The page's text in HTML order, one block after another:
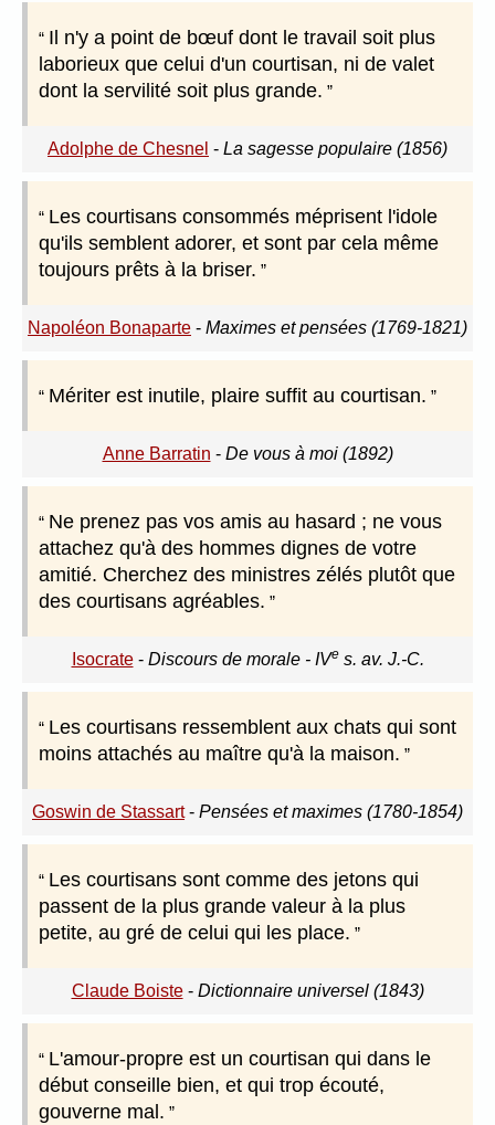
Il n'y a point de bœuf dont le travail soit plus
laborieux que celui d'un courtisan, ni de valet
dont la servilité soit plus grande.
Adolphe de Chesnel - La sagesse populaire (1856)
Les courtisans consommés méprisent l'idole
qu'ils semblent adorer, et sont par cela même
toujours prêts à la briser.
Napoléon Bonaparte - Maximes et pensées (1769-1821)
Mériter est inutile, plaire suffit au courtisan.
Anne Barratin - De vous à moi (1892)
Ne prenez pas vos amis au hasard ; ne vous
attachez qu'à des hommes dignes de votre
amitié. Cherchez des ministres zélés plutôt que
des courtisans agréables.
Isocrate- Discours de morale - IVes. av. J.-C.
Les courtisans ressemblent aux chats qui sont
moins attachés au maître qu'à la maison.
Goswin de Stassart- Pensées et maximes (1780-1854)
Les courtisans sont comme des jetons qui
passent de la plus grande valeur à la plus
petite, au gré de celui qui les place.
Claude Boiste- Dictionnaire universel (1843)
L'amour-propre est un courtisan qui dans le
début conseille bien, et qui trop écouté,
gouverne mal.